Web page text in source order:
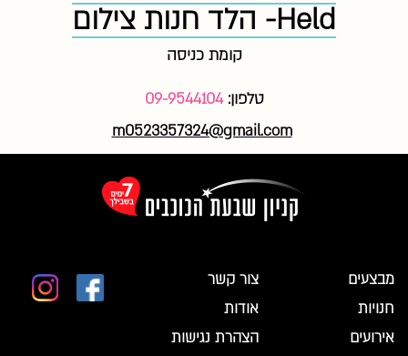
Held- הלד חנות צילום
קומת כניסה
טלפון:09-9544104
m0523357324@gmail.com
מבצעים
חנויות
אירועים
צור קשר
אודות
הצהרת נגישות